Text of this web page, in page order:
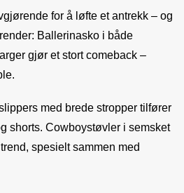
for å løfte et antrekk – og
Ballerinasko i både
gjør et stort comeback –
med brede stropper tilfører
shorts. Cowboystøvler i semsket
spesielt sammen med